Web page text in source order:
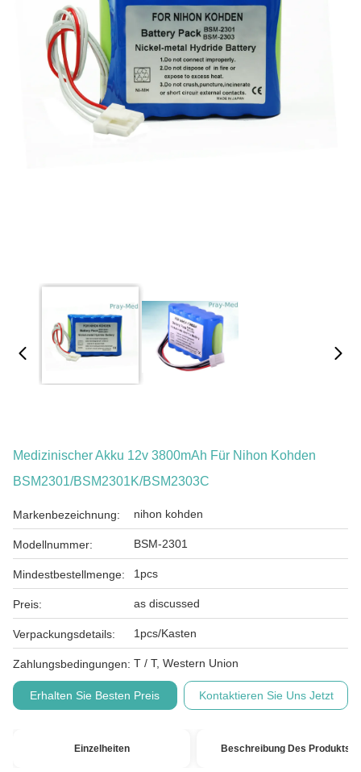
Medizinischer Akku 12v 3800mAh Für Nihon Kohden
BSM2301/BSM2301K/BSM2303C
Markenbezeichnung: nihon kohden
Modellnummer: BSM-2301
Mindestbestellmenge: 1pcs
Preis: as discussed
Verpackungsdetails: 1pcs/Kasten
Zahlungsbedingungen: T / T, Western Union
Erhalten Sie Besten Preis Kontaktieren Sie Uns Jetzt
Einzelheiten Beschreibung Des Produkts